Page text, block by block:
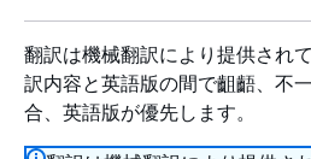
翻訳は機械翻訳により提供され
訳内容と英語版の間で齟齬、不
合、英語版が優先します。